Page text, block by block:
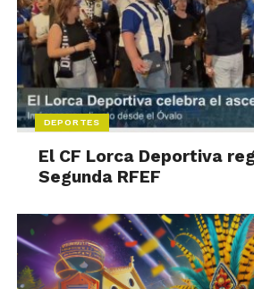
DEPORTES
El CF Lorca Deportiva
Segunda RFEF